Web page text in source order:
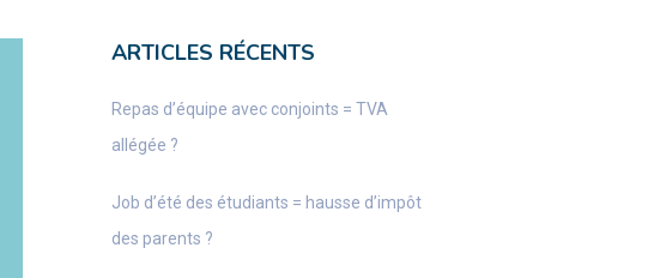
ARTICLES RÉCENTS
Repas d’équipe avec conjoints = TVA
allégée ?
Job d’été des étudiants = hausse d’impôt
des parents ?